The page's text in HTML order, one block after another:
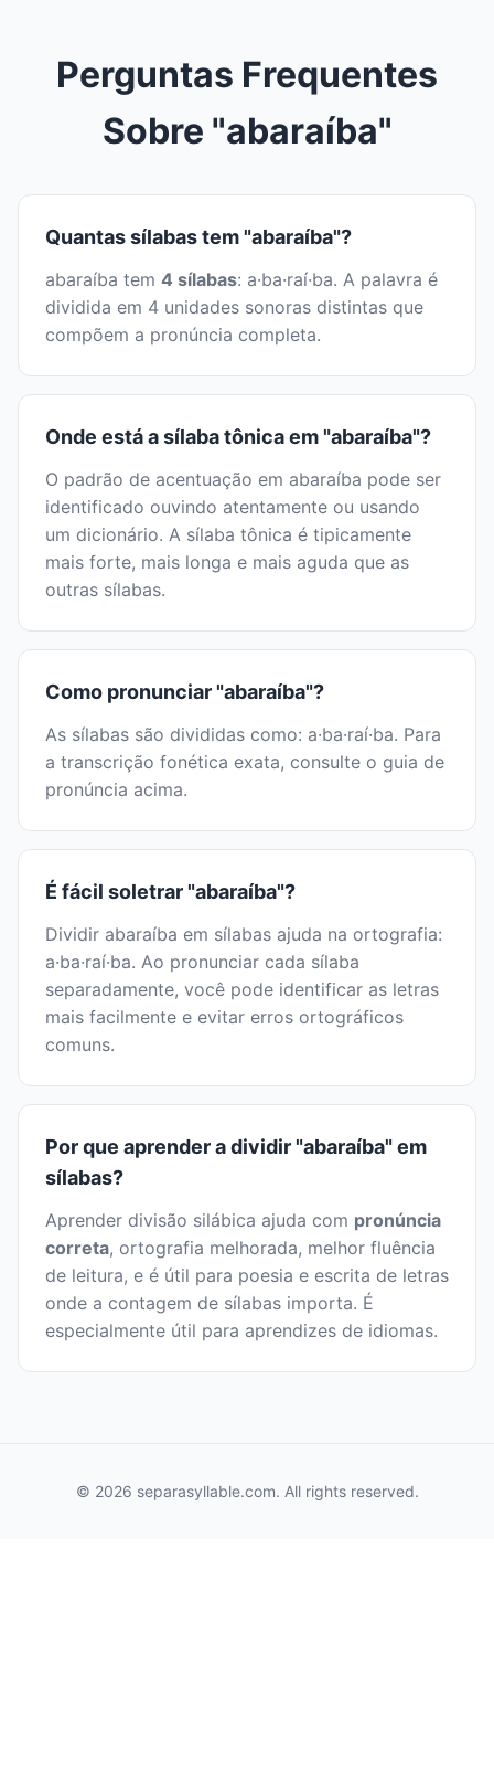
Perguntas Frequentes
Sobre "abaraíba"
Quantas sílabas tem "abaraíba"?
abaraíba tem 4 sílabas: a·ba·raí·ba. A palavra é
dividida em 4 unidades sonoras distintas que
compõem a pronúncia completa.
Onde está a sílaba tônica em "abaraíba"?
O padrão de acentuação em abaraíba pode ser
identificado ouvindo atentamente ou usando
um dicionário. A sílaba tônica é tipicamente
mais forte, mais longa e mais aguda que as
outras sílabas.
Como pronunciar "abaraíba"?
As sílabas são divididas como: a·ba·raí·ba. Para
a transcrição fonética exata, consulte o guia de
pronúncia acima.
É fácil soletrar "abaraíba"?
Dividir abaraíba em sílabas ajuda na ortografia:
a·ba·raí·ba. Ao pronunciar cada sílaba
separadamente, você pode identificar as letras
mais facilmente e evitar erros ortográficos
comuns.
Por que aprender a dividir "abaraíba" em
sílabas?
Aprender divisão silábica ajuda com pronúncia
correta, ortografia melhorada, melhor fluência
de leitura, e é útil para poesia e escrita de letras
onde a contagem de sílabas importa. É
especialmente útil para aprendizes de idiomas.
© 2026 separasyllable.com. All rights reserved.